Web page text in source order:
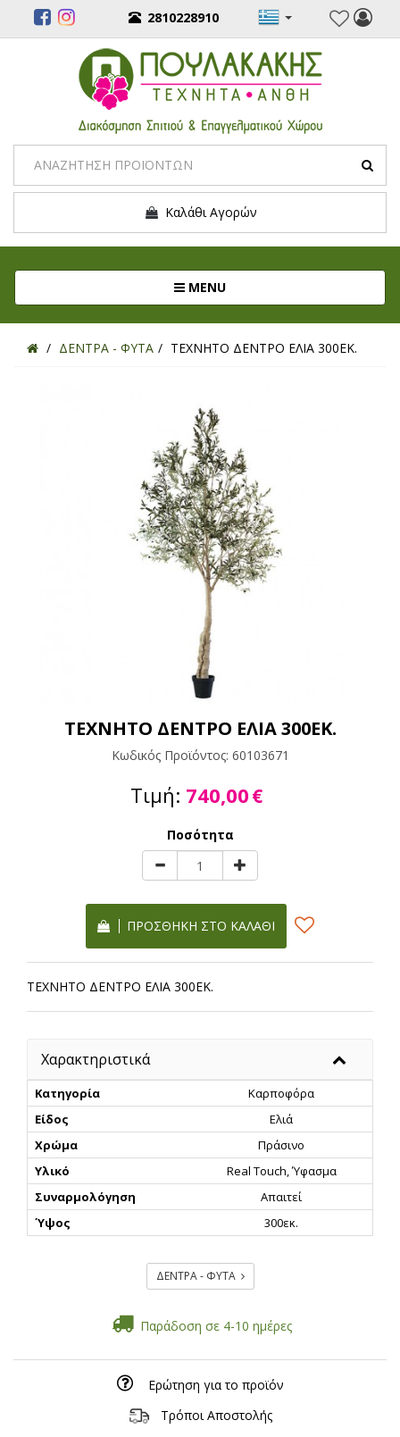
2810228910
Καλάθι Αγορών
MENUToggle navigation
ΔΕΝΤΡΑ - ΦΥΤΑ ΤΕΧΝΗΤΟ ΔΕΝΤΡΟ ΕΛΙΑ 300ΕΚ.
ΤΕΧΝΗΤΟ ΔΕΝΤΡΟ ΕΛΙΑ 300ΕΚ.
Κωδικός Προϊόντος: 60103671
Τιμή: 740,00€
Ποσότητα
ΠΡΟΣΘΉΚΗ ΣΤΟ ΚΑΛΆΘΙ
ΤΕΧΝΗΤΟ ΔΕΝΤΡΟ ΕΛΙΑ 300ΕΚ.
Χαρακτηριστικά
Κατηγορία
Καρποφόρα
Είδος
Ελιά
Χρώμα
Πράσινο
Υλικό
Real Touch, Ύφασμα
Συναρμολόγηση
Απαιτεί
Ύψος
300εκ.
ΔΕΝΤΡΑ - ΦΥΤΑ
Παράδοση σε 4-10 ημέρες
Ερώτηση για το προϊόν
Τρόποι Αποστολής